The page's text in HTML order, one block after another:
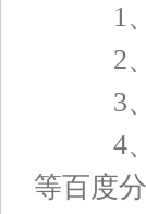
1、创
2、
3、
4、百
等百度